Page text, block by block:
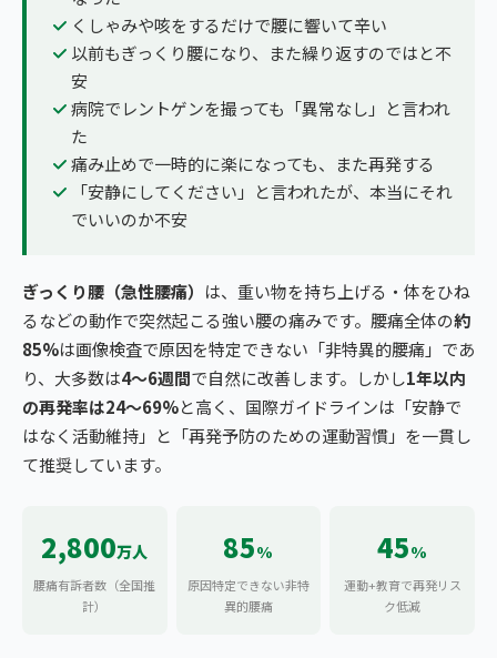
くしゃみや咳をするだけで腰に響いて辛い
以前もぎっくり腰になり、また繰り返すのではと不
安
病院でレントゲンを撮っても「異常なし」と言われ
た
痛み止めで一時的に楽になっても、また再発する
「安静にしてください」と言われたが、本当にそれ
でいいのか不安
ぎっくり腰（急性腰痛） は、重い物を持ち上げる・体をひね
るなどの動作で突然起こる強い腰の痛みです。腰痛全体の約
85%は画像検査で原因を特定できない「非特異的腰痛」であ
り、大多数は4〜6週間で自然に改善します。しかし1年以内
の再発率は24〜69%と高く、国際ガイドラインは「安静で
はなく活動維持」と「再発予防のための運動習慣」を一貫し
て推奨しています。
2,800万人
腰痛有訴者数（全国推
計）
85%
原因特定できない非特
異的腰痛
45%
運動+教育で再発リス
ク低減